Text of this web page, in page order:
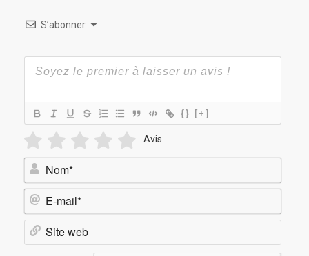
S’abonner
{} [+]
Avis
Nom*
E-